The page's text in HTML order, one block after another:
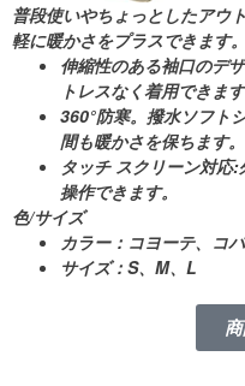
普段使いやちょっとしたアウ
軽に暖かさをプラスできます。
伸縮性のある袖口のデ
トレスなく着用できます
360°防寒。 撥水ソフト
間も暖かさを保ちます。
タッチ スクリーン対応:
操作できます。
色/サイズ
カラー：コヨーテ、コ
サイズ：S、M、L